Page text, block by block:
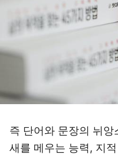
즉 단어와 문장의 뉘
새를 메우는 능력, 지